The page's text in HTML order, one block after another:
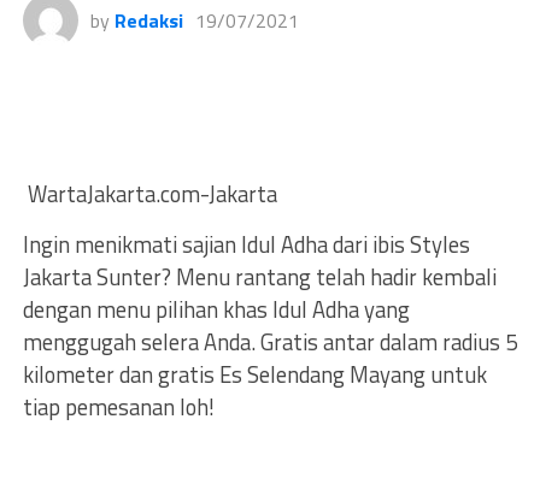
by Redaksi 19/07/2021
WartaJakarta.com-Jakarta
Ingin menikmati sajian Idul Adha dari ibis Styles
Jakarta Sunter? Menu rantang telah hadir kembali
dengan menu pilihan khas Idul Adha yang
menggugah selera Anda. Gratis antar dalam radius 5
kilometer dan gratis Es Selendang Mayang untuk
tiap pemesanan loh!